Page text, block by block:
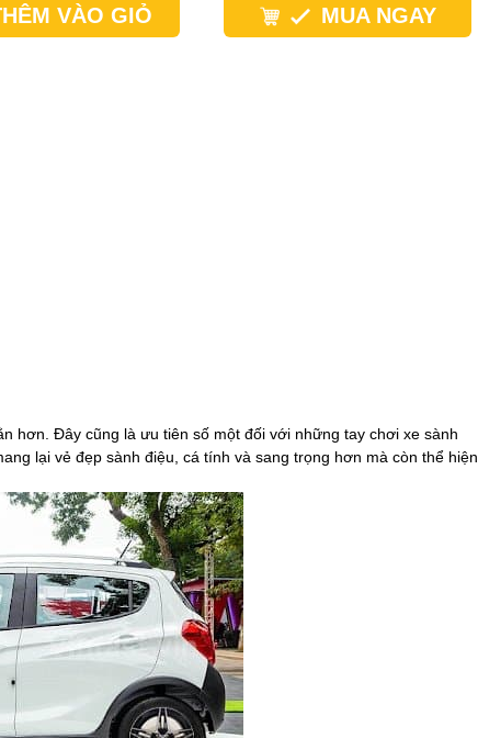
VÀO GIỎ MUA NGAY
hơn. Đây cũng là ưu tiên số một đối với những tay chơi xe sành
lại vẻ đẹp sành điệu, cá tính và sang trọng hơn mà còn thể hiện